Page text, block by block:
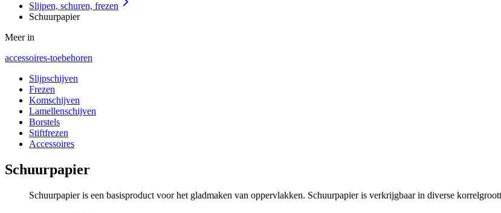
Slijpen, schuren, frezen
Schuurpapier
Meer in
accessoires-toebehoren
Slijpschijven
Frezen
Komschijven
Lamellenschijven
Borstels
Stiftfrezen
Accessoires
Schuurpapier
Schuurpapier is een basisproduct voor het gladmaken van oppervlakken. Schuurpapier is verkrijgbaar in diverse